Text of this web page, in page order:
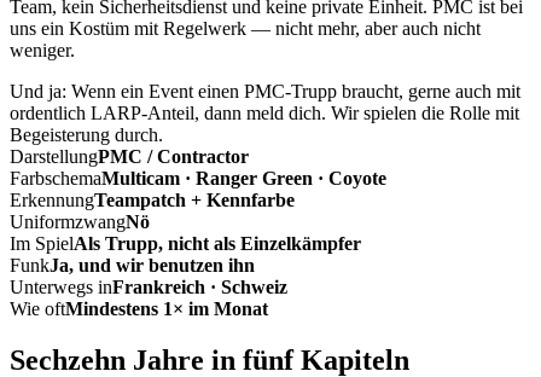
Team, kein Sicherheitsdienst und keine private Einheit. PMC ist bei
uns ein Kostüm mit Regelwerk — nicht mehr, aber auch nicht
weniger.
Und ja: Wenn ein Event einen PMC-Trupp braucht, gerne auch mit
ordentlich LARP-Anteil, dann meld dich. Wir spielen die Rolle mit
Begeisterung durch.
DarstellungPMC / Contractor
FarbschemaMulticam · Ranger Green · Coyote
ErkennungTeampatch + Kennfarbe
UniformzwangNö
Im SpielAls Trupp, nicht als Einzelkämpfer
FunkJa, und wir benutzen ihn
Unterwegs inFrankreich · Schweiz
Wie oftMindestens 1× im Monat
Sechzehn Jahre in fünf Kapiteln